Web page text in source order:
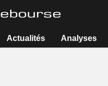
Actualités Analyses